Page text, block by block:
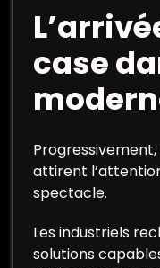
case
attirent
spectacle.
Les industriels
solutions